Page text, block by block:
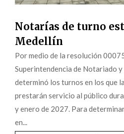
Notarías de turno
Medellín
Por medio de la resolución
Superintendencia de Notariado
determinó los turnos en los que
prestarán servicio al público
y enero de 2027. Para
en...